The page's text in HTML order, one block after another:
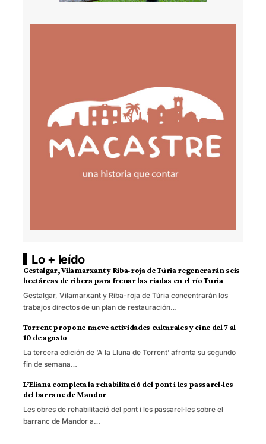
Lo + leído
Gestalgar, Vilamarxant y Riba-roja de Túria regenerarán seis
hectáreas de ribera para frenar las riadas en el río Turia
Gestalgar, Vilamarxant y Riba-roja de Túria concentrarán los
trabajos directos de un plan de restauración…
Torrent propone nueve actividades culturales y cine del 7 al
10 de agosto
La tercera edición de ‘A la Lluna de Torrent’ afronta su segundo
fin de semana…
L’Eliana completa la rehabilitació del pont i les passarel·les
del barranc de Mandor
Les obres de rehabilitació del pont i les passarel·les sobre el
barranc de Mandor a…